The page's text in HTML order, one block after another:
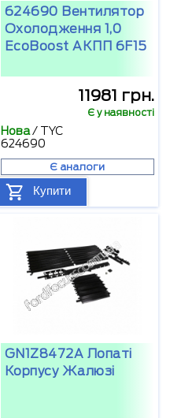
624690 Вентилятор
Охолодження 1,0
EcoBoost АКПП 6F15
11981 грн.
Є у наявності
Нова/ TYC
624690
Є аналоги
Купити
GN1Z8472A Лопаті
Корпусу Жалюзі